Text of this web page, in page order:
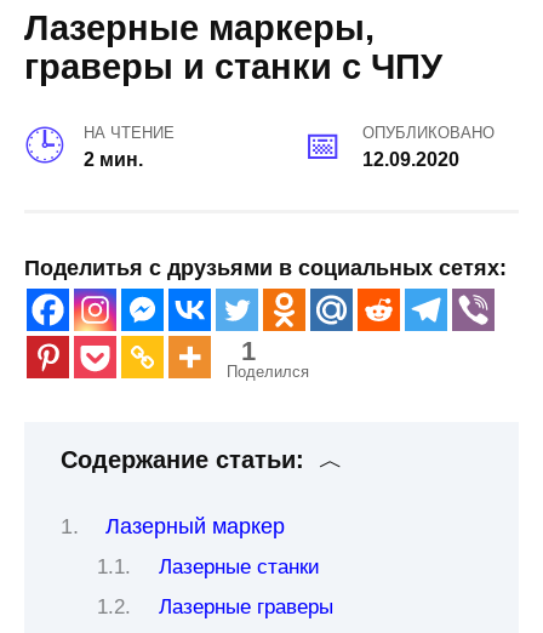
Лазерные маркеры,
граверы и станки с ЧПУ
НА ЧТЕНИЕ
2 мин.
ОПУБЛИКОВАНО
12.09.2020
Поделитья с друзьями в социальных сетях:
1
Поделился
Содержание статьи:
Лазерный маркер
Лазерные станки
Лазерные граверы